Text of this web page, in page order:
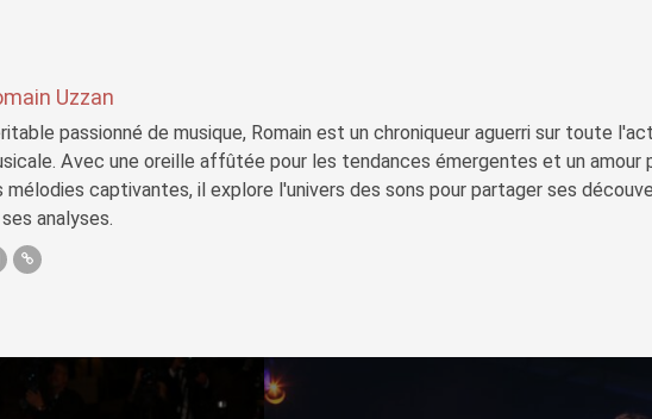
Uzzan
passionné de musique, Romain est un chroniqueur aguerri sur toute
Avec une oreille affûtée pour les tendances émergentes et un amour
mélodies captivantes, il explore l'univers des sons pour partager ses
analyses.